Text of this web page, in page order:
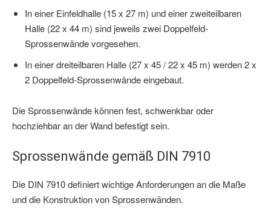
In einer Einfeldhalle (15 x 27 m) und einer zweiteilbaren
Halle (22 x 44 m) sind jeweils zwei Doppelfeld-
Sprossenwände vorgesehen.
In einer dreiteilbaren Halle (27 x 45 / 22 x 45 m) werden 2 x
2 Doppelfeld-Sprossenwände eingebaut.
Die Sprossenwände können fest, schwenkbar oder
hochziehbar an der Wand befestigt sein.
Sprossenwände gemäß DIN 7910
Die DIN 7910 definiert wichtige Anforderungen an die Maße
und die Konstruktion von Sprossenwänden.